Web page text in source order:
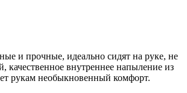
и прочные, идеально сидят на руке, не
качественное внутреннее напыление из
рукам необыкновенный комфорт.